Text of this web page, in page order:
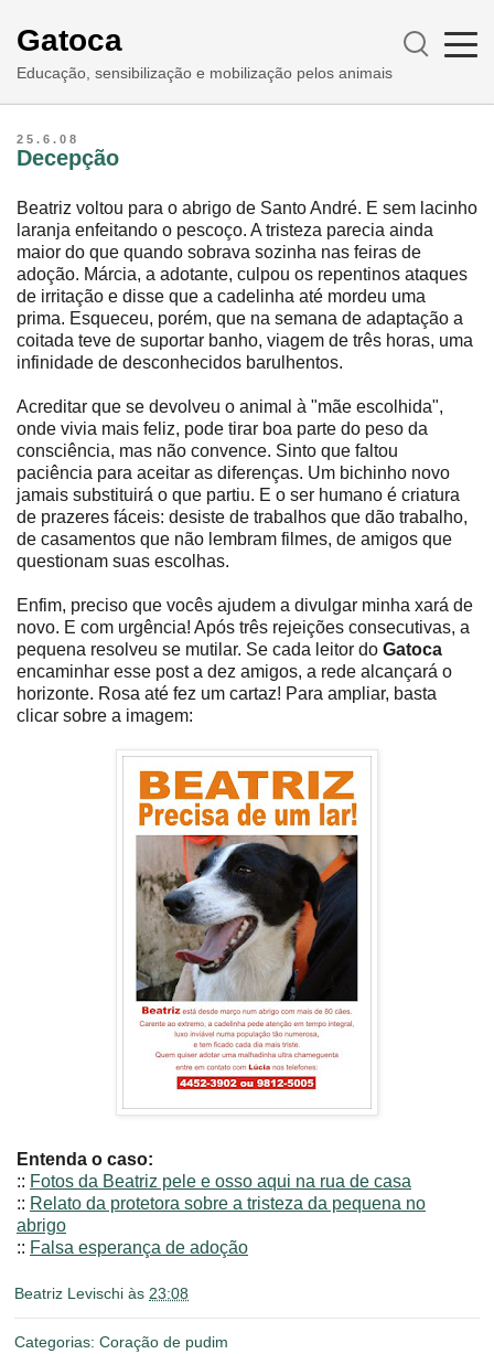
Gatoca
Educação, sensibilização e mobilização pelos animais
25.6.08
Decepção
Beatriz voltou para o abrigo de Santo André. E sem lacinho
laranja enfeitando o pescoço. A tristeza parecia ainda
maior do que quando sobrava sozinha nas feiras de
adoção. Márcia, a adotante, culpou os repentinos ataques
de irritação e disse que a cadelinha até mordeu uma
prima. Esqueceu, porém, que na semana de adaptação a
coitada teve de suportar banho, viagem de três horas, uma
infinidade de desconhecidos barulhentos.
Acreditar que se devolveu o animal à "mãe escolhida",
onde vivia mais feliz, pode tirar boa parte do peso da
consciência, mas não convence. Sinto que faltou
paciência para aceitar as diferenças. Um bichinho novo
jamais substituirá o que partiu. E o ser humano é criatura
de prazeres fáceis: desiste de trabalhos que dão trabalho,
de casamentos que não lembram filmes, de amigos que
questionam suas escolhas.
Enfim, preciso que vocês ajudem a divulgar minha xará de
novo. E com urgência! Após três rejeições consecutivas, a
pequena resolveu se mutilar. Se cada leitor do Gatoca
encaminhar esse post a dez amigos, a rede alcançará o
horizonte. Rosa até fez um cartaz! Para ampliar, basta
clicar sobre a imagem:
Entenda o caso:
:: Fotos da Beatriz pele e osso aqui na rua de casa
:: Relato da protetora sobre a tristeza da pequena no
abrigo
:: Falsa esperança de adoção
Beatriz Levischi às 23:08
Categorias: Coração de pudim